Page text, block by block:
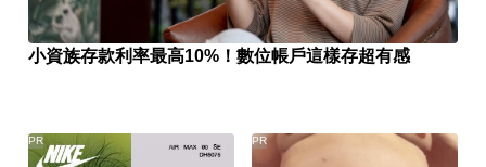
小資族存款利率最高10%！數位帳戶這樣存超有感
PR PR